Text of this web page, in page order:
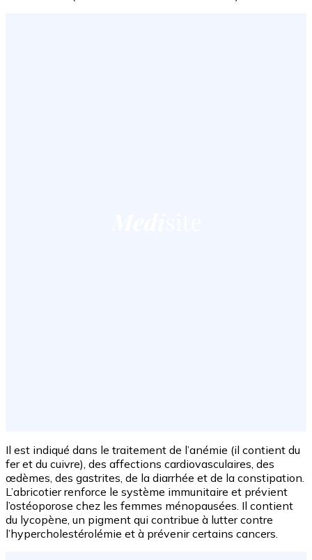
Il est indiqué dans le traitement de l’anémie (il contient du
fer et du cuivre), des affections cardiovasculaires, des
œdèmes, des gastrites, de la diarrhée et de la constipation.
L’abricotier renforce le système immunitaire et prévient
l’ostéoporose chez les femmes ménopausées. Il contient
du lycopène, un pigment qui contribue à lutter contre
l’hypercholestérolémie et à prévenir certains cancers.